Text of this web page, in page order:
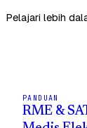
Pelajari lebih
PANDUAN
RME &